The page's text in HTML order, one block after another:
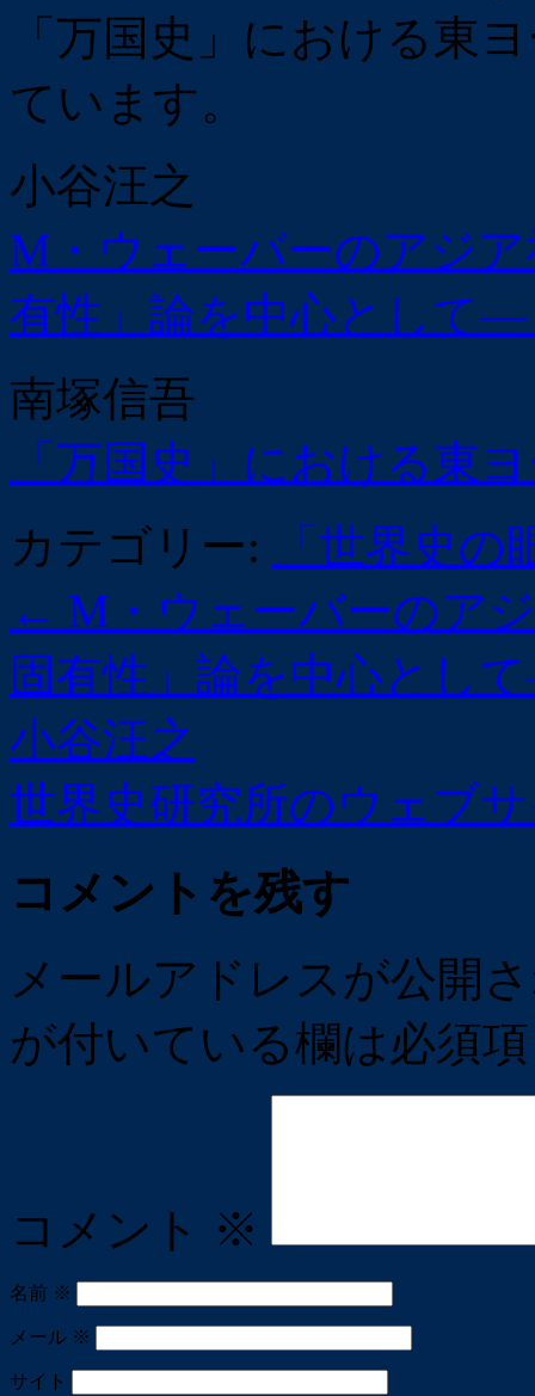
「万国史」における東
ています。
小谷汪之
M・ウェーバーのアジ
有性」論を中心として―
南塚信吾
「万国史」における東
カテゴリー:
「世界史の
← M・ウェーバーのア
固有性」論を中心とし
小谷汪之
世界史研究所のウェブ
コメントを残す
メールアドレスが公開
が付いている欄は必須
コメント ※
名前 ※
メール ※
サイト